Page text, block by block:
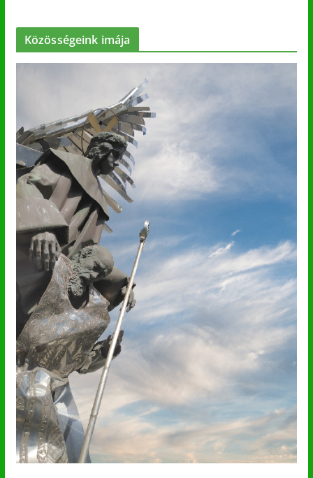
Közösségeink imája